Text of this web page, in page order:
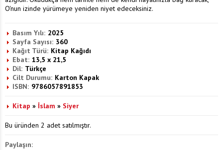
O'nun izinde yürümeye yeniden niyet edeceksiniz.
Basım Yılı: 2025
Sayfa Sayısı: 360
Kağıt Türü: Kitap Kağıdı
Ebat: 13,5 x 21,5
Dil: Türkçe
Cilt Durumu: Karton Kapak
ISBN: 9786057891853
Kitap » İslam » Siyer
Bu üründen 2 adet satılmıştır.
Paylaşın: